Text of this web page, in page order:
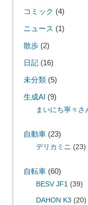
コミック (4)
ニュース (1)
散歩(2)
日記(16)
未分類(5)
生成AI (9)
まいにち寧々さ
自動車(23)
デリカミニ (23)
自転車(60)
BESV JF1(39)
DAHON K3 (20)